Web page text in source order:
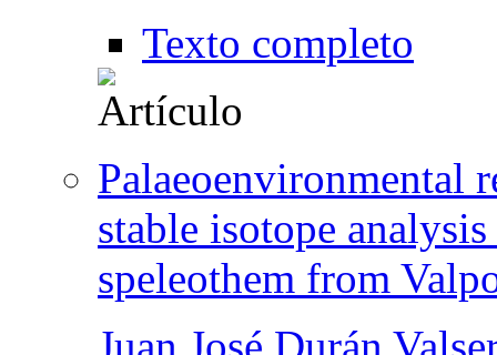
Texto completo
Palaeoenvironmental
stable isotope
speleothem from
Juan José Durán